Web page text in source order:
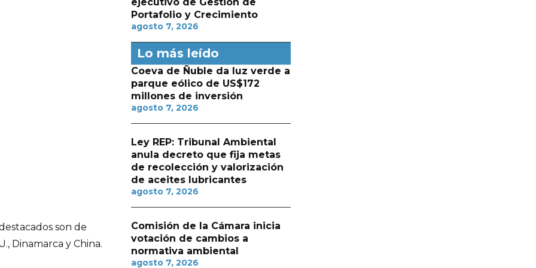
son de
Dinamarca y China.
Portafolio y Crecimiento
agosto 7, 2026
Lo más leído
Coeva de Ñuble da luz verde a
parque eólico de US$172
millones de inversión
agosto 7, 2026
Ley REP: Tribunal Ambiental
anula decreto que fija metas
de recolección y valorización
de aceites lubricantes
agosto 7, 2026
Comisión de la Cámara inicia
votación de cambios a
normativa ambiental
agosto 7, 2026